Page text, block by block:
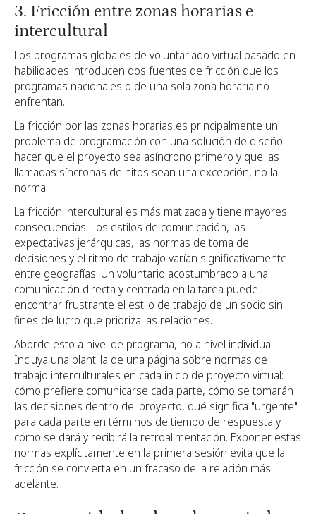
3. Fricción entre zonas horarias e
intercultural
Los programas globales de voluntariado virtual basado en
habilidades introducen dos fuentes de fricción que los
programas nacionales o de una sola zona horaria no
enfrentan.
La fricción por las zonas horarias es principalmente un
problema de programación con una solución de diseño:
hacer que el proyecto sea asíncrono primero y que las
llamadas síncronas de hitos sean una excepción, no la
norma.
La fricción intercultural es más matizada y tiene mayores
consecuencias. Los estilos de comunicación, las
expectativas jerárquicas, las normas de toma de
decisiones y el ritmo de trabajo varían significativamente
entre geografías. Un voluntario acostumbrado a una
comunicación directa y centrada en la tarea puede
encontrar frustrante el estilo de trabajo de un socio sin
fines de lucro que prioriza las relaciones.
Aborde esto a nivel de programa, no a nivel individual.
Incluya una plantilla de una página sobre normas de
trabajo interculturales en cada inicio de proyecto virtual:
cómo prefiere comunicarse cada parte, cómo se tomarán
las decisiones dentro del proyecto, qué significa "urgente"
para cada parte en términos de tiempo de respuesta y
cómo se dará y recibirá la retroalimentación. Exponer estas
normas explícitamente en la primera sesión evita que la
fricción se convierta en un fracaso de la relación más
adelante.